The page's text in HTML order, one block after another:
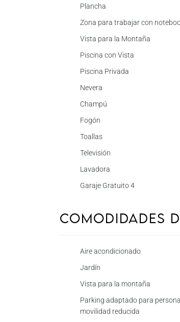
Plancha
Zona para trabajar con
Vista para la Montaña
Piscina con Vista
Piscina Privada
Nevera
Champú
Fogón
Toallas
Televisión
Lavadora
Garaje Gratuito 4
Comodidades
Aire acondicionado
Jardín
Vista para la montaña
Parking adaptado para
movilidad reducida